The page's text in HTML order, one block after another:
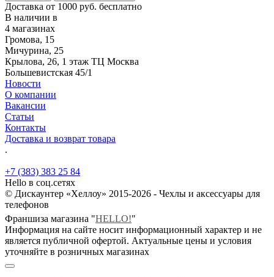
Доставка от 1000 руб. бесплатно
В наличии в
4 магазинах
Громова, 15
Мичурина, 25
Крылова, 26, 1 этаж ТЦ Москва
Большевистская 45/1
Новости
О компании
Вакансии
Статьи
Контакты
Доставка и возврат товара
.
+7 (383) 383 25 84
Hello в соц.сетях
© Дискаунтер «Хеллоу» 2015-2026 - Чехлы и аксессуары для
телефонов
Франшиза магазина "HELLO!"
Информация на сайте носит информационный характер и не
является публичной офертой. Актуальные цены и условия
уточняйте в розничных магазинах